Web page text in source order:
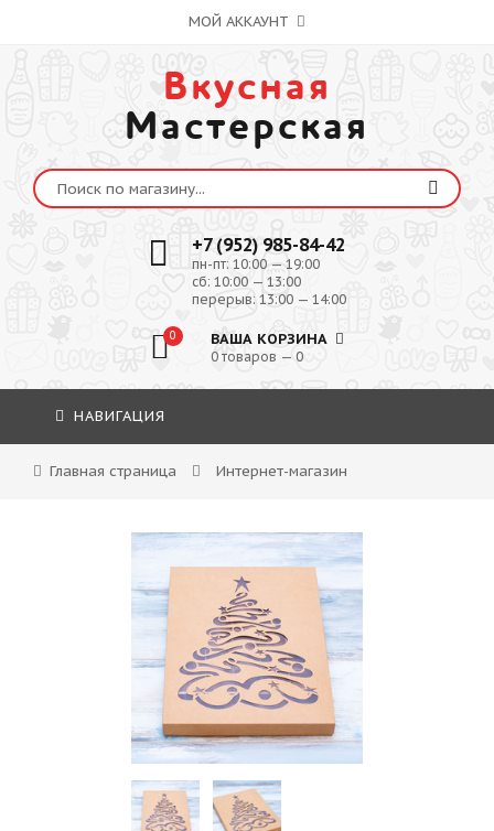
МОЙ АККАУНТ
Вкусная
Мастерская
+7 (952) 985-84-42
пн-пт: 10:00 — 19:00
сб: 10:00 — 13:00
перерыв: 13:00 — 14:00
0 ВАША КОРЗИНА
0 товаров — 0
НАВИГАЦИЯ
Главная страница Интернет-магазин